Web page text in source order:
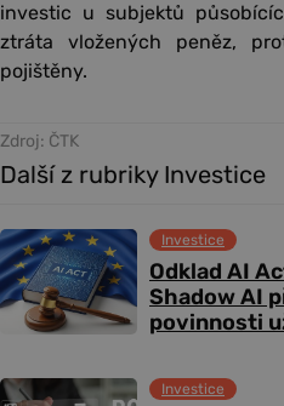
investic u subjektů
ztráta vložených peněz,
pojištěny.
Zdroj: ČTK
Další z rubriky Investice
Odklad AI
Shadow AI
povinnosti
Investice
Investice